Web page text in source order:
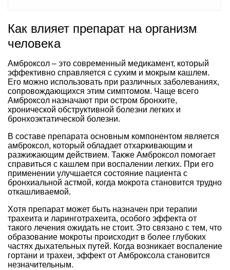
Как влияет препарат на организм
человека
Амброксол – это современный медикамент, который
эффективно справляется с сухим и мокрым кашлем.
Его можно использовать при различных заболеваниях,
сопровождающихся этим симптомом. Чаще всего
Амброксол назначают при остром бронхите,
хронической обструктивной болезни легких и
бронхоэктатической болезни.
В составе препарата основным компонентом является
амброксол, который обладает отхаркивающим и
разжижающим действием. Также Амброксол помогает
справиться с кашлем при воспалении легких. При его
применении улучшается состояние пациента с
бронхиальной астмой, когда мокрота становится трудно
откашливаемой.
Хотя препарат может быть назначен при терапии
трахеита и ларинготрахеита, особого эффекта от
такого лечения ожидать не стоит. Это связано с тем, что
образование мокроты происходит в более глубоких
частях дыхательных путей. Когда возникает воспаление
гортани и трахеи, эффект от Амброксола становится
незначительным.